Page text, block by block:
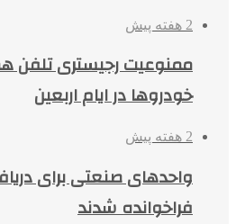
2 هفته پیش
ممنوعیت رجیستری تلفن
خودروها در ایام اربعین
2 هفته پیش
واحدهای صنعتی برای
فراخوانده شدند